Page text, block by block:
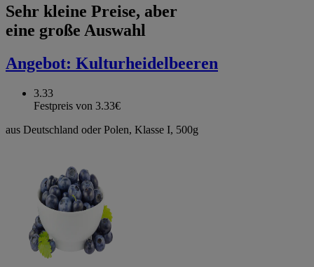
Sehr kleine Preise, aber
eine große Auswahl
Angebot: Kulturheidelbeeren
3.33
Festpreis von 3.33€
aus Deutschland oder Polen, Klasse I, 500g